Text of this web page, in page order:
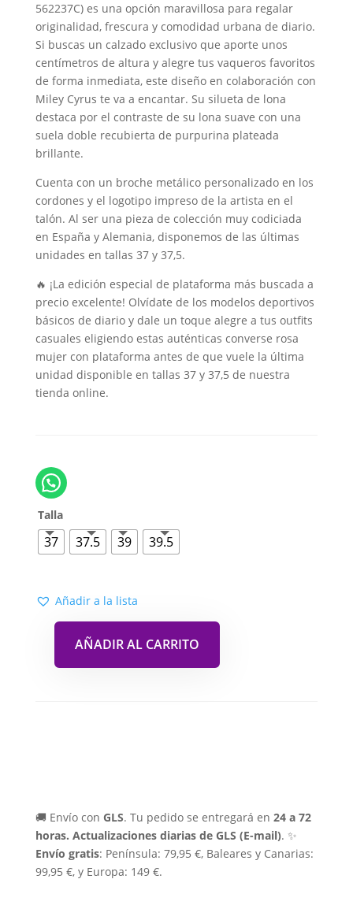
562237C) es una opción maravillosa para regalar
originalidad, frescura y comodidad urbana de diario.
Si buscas un calzado exclusivo que aporte unos
centímetros de altura y alegre tus vaqueros favoritos
de forma inmediata, este diseño en colaboración con
Miley Cyrus te va a encantar. Su silueta de lona
destaca por el contraste de su lona suave con una
suela doble recubierta de purpurina plateada
brillante.
Cuenta con un broche metálico personalizado en los
cordones y el logotipo impreso de la artista en el
talón. Al ser una pieza de colección muy codiciada
en España y Alemania, disponemos de las últimas
unidades en tallas 37 y 37,5.
🔥 ¡La edición especial de plataforma más buscada a
precio excelente! Olvídate de los modelos deportivos
básicos de diario y dale un toque alegre a tus outfits
casuales eligiendo estas auténticas converse rosa
mujer con plataforma antes de que vuele la última
unidad disponible en tallas 37 y 37,5 de nuestra
tienda online.
Talla
37 37.5 39 39.5
Añadir a la lista
AÑADIR AL CARRITO
🚚 Envío con GLS. Tu pedido se entregará en 24 a 72
horas. Actualizaciones diarias de GLS (E-mail). ✨
Envío gratis: Península: 79,95 €, Baleares y Canarias:
99,95 €, y Europa: 149 €.